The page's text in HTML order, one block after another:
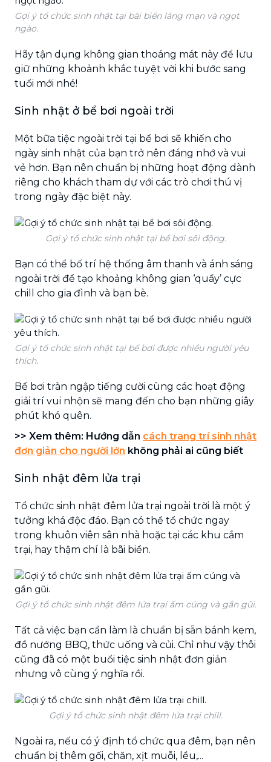
Gợi ý tổ chức sinh nhật tại bãi biển lãng mạn và ngọt
ngào.
Hãy tận dụng không gian thoáng mát này để lưu
giữ những khoảnh khắc tuyệt vời khi bước sang
tuổi mới nhé!
Sinh nhật ở bể bơi ngoài trời
Một bữa tiệc ngoài trời tại bể bơi sẽ khiến cho
ngày sinh nhật của bạn trở nên đáng nhớ và vui
vẻ hơn. Bạn nên chuẩn bị những hoạt động dành
riêng cho khách tham dự với các trò chơi thú vị
trong ngày đặc biệt này.
Gợi ý tổ chức sinh nhật tại bể bơi sôi động.
Bạn có thể bố trí hệ thống âm thanh và ánh sáng
ngoài trời để tạo khoảng không gian ‘quẩy’ cực
chill cho gia đình và bạn bè.
Gợi ý tổ chức sinh nhật tại bể bơi được nhiều người yêu
thích.
Bể bơi tràn ngập tiếng cười cùng các hoạt động
giải trí vui nhộn sẽ mang đến cho bạn những giây
phút khó quên.
>> Xem thêm: Hướng dẫn cách trang trí sinh nhật
đơn giản cho người lớn không phải ai cũng biết
Sinh nhật đêm lửa trại
Tổ chức sinh nhật đêm lửa trại ngoài trời là một ý
tưởng khá độc đáo. Bạn có thể tổ chức ngay
trong khuôn viên sân nhà hoặc tại các khu cắm
trại, hay thậm chí là bãi biển.
Gợi ý tổ chức sinh nhật đêm lửa trại ấm cúng và gần gũi.
Tất cả việc bạn cần làm là chuẩn bị sẵn bánh kem,
đồ nướng BBQ, thức uống và củi. Chỉ như vậy thôi
cũng đã có một buổi tiệc sinh nhật đơn giản
nhưng vô cùng ý nghĩa rồi.
Gợi ý tổ chức sinh nhật đêm lửa trại chill.
Ngoài ra, nếu có ý định tổ chức qua đêm, bạn nên
chuẩn bị thêm gối, chăn, xịt muỗi, lều,...